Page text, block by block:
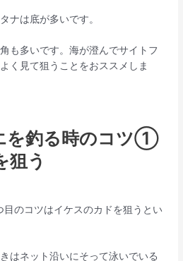
ナは底が多いです。
も多いです。海が澄んでサイトフ
く見て狙うことをおススメしま
を釣る時のコツ①
狙う
目のコツはイケスのカドを狙うとい
はネット沿いにそって泳いでいる